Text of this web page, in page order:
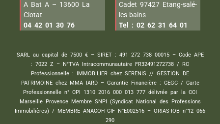
A Bat A – 13600 La
Ciotat
04 42 01 30 76
Cadet 97427 Etang-salé-
les-bains
Tel : 02 62 31 64 01
SARL au capital de 7500 € – SIRET : 491 272 738 00015 – Code APE
: 7022 Z – N°TVA Intracommunautaire FR32491272738 / RC
Professionnelle : IMMOBILIER chez SERENIS // GESTION DE
PATRIMOINE chez MMA IARD – Garantie Financière : CEGC / Carte
Professionnelle n° CPI 1310 2016 000 013 777 délivrée par la CCI
Marseille Provence Membre SNPI (Syndicat National des Professions
Immobilières) / MEMBRE ANACOFI-CIF N°E002516 – ORIAS-IOB n°12 066
290